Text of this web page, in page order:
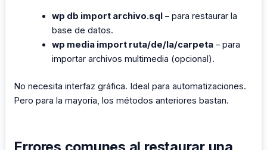
wp db import archivo.sql – para restaurar la
base de datos.
wp media import ruta/de/la/carpeta – para
importar archivos multimedia (opcional).
No necesita interfaz gráfica. Ideal para automatizaciones.
Pero para la mayoría, los métodos anteriores bastan.